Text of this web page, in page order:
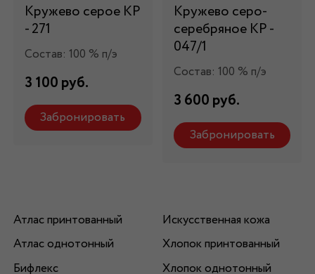
Кружево серое КР
- 271
Состав: 100 % п/э
3 100 руб.
Забронировать
Кружево серо-
серебряное КР -
047/1
Состав: 100 % п/э
3 600 руб.
Забронировать
Атлас принтованный
Атлас однотонный
Бифлекс
Искусственная кожа
Хлопок принтованный
Хлопок однотонный